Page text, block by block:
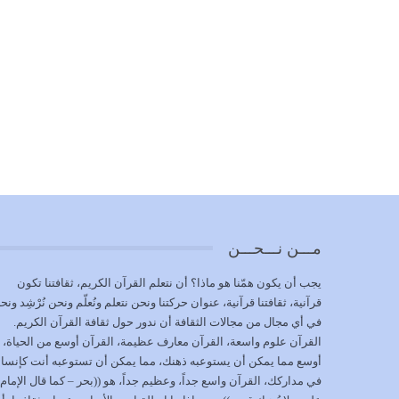
مـــن نـــحـــن
يجب أن يكون همّنا هو ماذا؟ أن نتعلم القرآن الكريم، ثقافتنا تكون
قرآنية، ثقافتنا قرآنية، عنوان حركتنا ونحن نتعلم ونُعلّم ونحن نُرْشِد
في أي مجال من مجالات الثقافة أن ندور حول ثقافة القرآن الكريم.
القرآن علوم واسعة، القرآن معارف عظيمة، القرآن أوسع من الحياة،
أوسع مما يمكن أن يستوعبه ذهنك، مما يمكن أن تستوعبه أنت
في مداركك، القرآن واسع جداً، وعظيم جداً، هو ((بحر – كما قال الإمام